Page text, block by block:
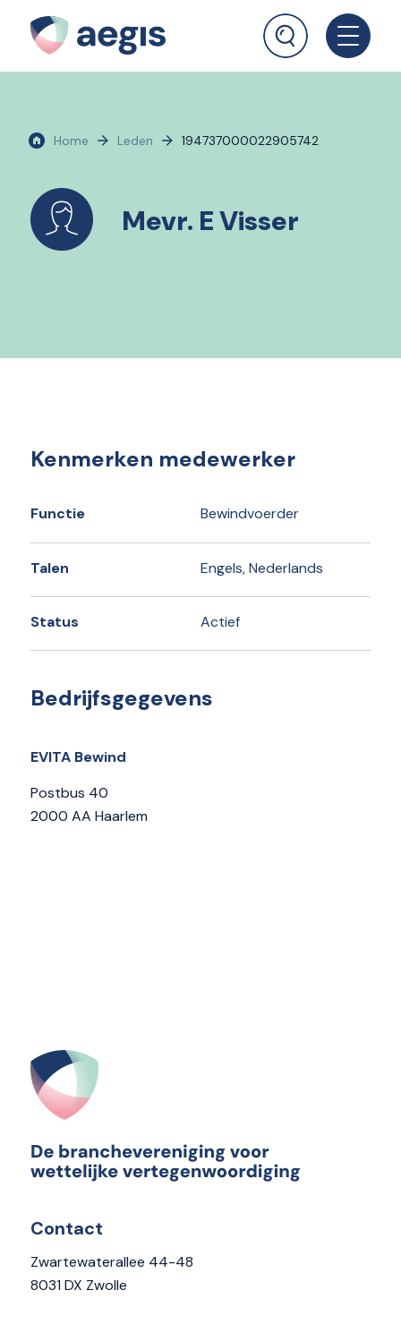
Home Leden 194737000022905742
Mevr. E Visser
Kenmerken medewerker
Functie Bewindvoerder
Talen Engels, Nederlands
Status Actief
Bedrijfsgegevens
EVITA Bewind
Postbus 40
2000 AA Haarlem
Contact
Zwartewaterallee 44-48
8031 DX Zwolle